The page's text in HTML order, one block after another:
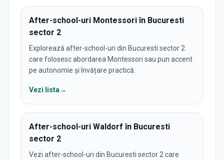
After-school-uri Montessori în Bucuresti
sector 2
Explorează after-school-uri din Bucuresti sector 2
care folosesc abordarea Montessori sau pun accent
pe autonomie și învățare practică.
Vezi lista→
After-school-uri Waldorf în Bucuresti
sector 2
Vezi after-school-uri din Bucuresti sector 2 care